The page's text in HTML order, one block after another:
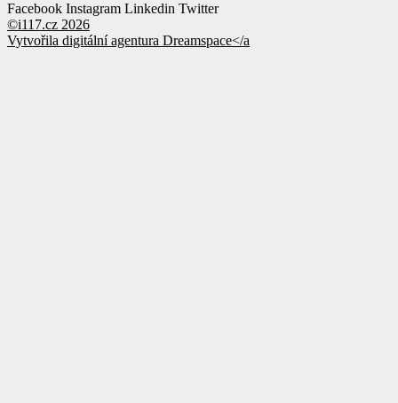
Facebook Instagram Linkedin Twitter
©i117.cz 2026
Vytvořila digitální agentura Dreamspace</a